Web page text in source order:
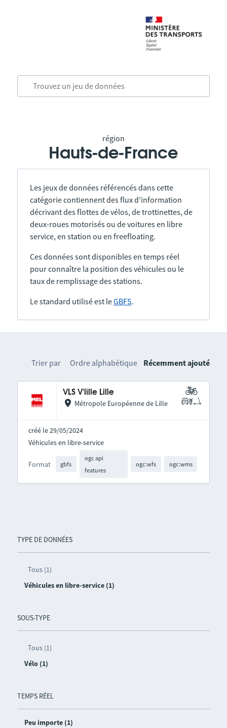
région
Hauts-de-France
Les jeux de données référencés dans cette
catégorie contiennent des flux d’information
décrivant des flottes de vélos, de trottinettes, de
deux-roues motorisés ou de voitures en libre
service, en station ou en freefloating.
Ces données sont disponibles en temps réel
pour connaître la position des véhicules ou le
taux de remplissage des stations.
Le standard utilisé est leGBFS.
TYPE DE DONNÉES
Tous (1)
Véhicules en libre-service (1)
SOUS-TYPE
Tous (1)
Vélo (1)
TEMPS RÉEL
Peu importe (1)
Trier par Ordre alphabétique Récemment ajouté
VLS V'lille Lille
Métropole Européenne de Lille
créé le 29/05/2024
Format gbfs
ogc api
features
ogc:wfs ogc:wms
Véhicules en libre-service